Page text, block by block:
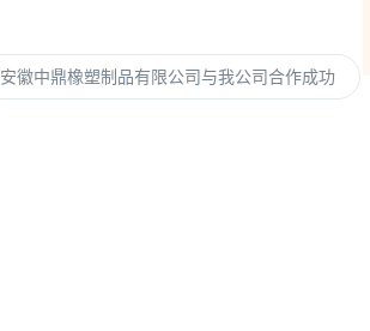
安徽中鼎橡塑制品有限公司与我公司合作成功